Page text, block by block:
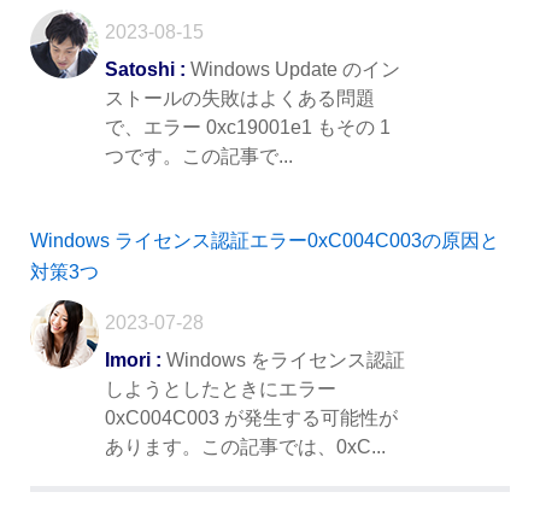
2023-08-15
Satoshi : Windows Update のイン
ストールの失敗はよくある問題
で、エラー 0xc19001e1 もその 1
つです。この記事で...
Windows ライセンス認証エラー0xC004C003の原因と
対策3つ
2023-07-28
Imori : Windows をライセンス認証
しようとしたときにエラー
0xC004C003 が発生する可能性が
あります。この記事では、0xC...